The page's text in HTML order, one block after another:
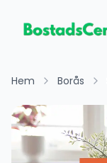
Hem Borås